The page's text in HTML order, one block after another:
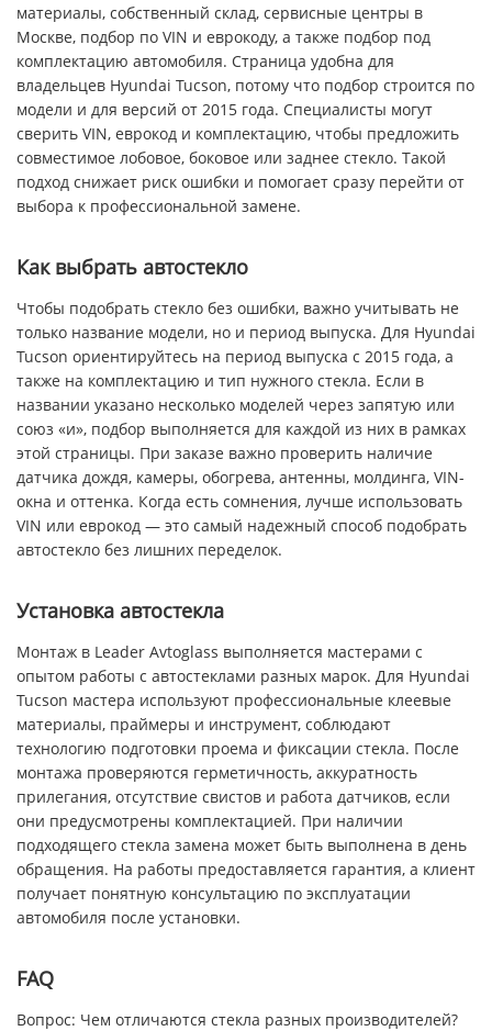
материалы, собственный склад, сервисные центры в
Москве, подбор по VIN и еврокоду, а также подбор под
комплектацию автомобиля. Страница удобна для
владельцев Hyundai Tucson, потому что подбор строится по
модели и для версий от 2015 года. Специалисты могут
сверить VIN, еврокод и комплектацию, чтобы предложить
совместимое лобовое, боковое или заднее стекло. Такой
подход снижает риск ошибки и помогает сразу перейти от
выбора к профессиональной замене.
Как выбрать автостекло
Чтобы подобрать стекло без ошибки, важно учитывать не
только название модели, но и период выпуска. Для Hyundai
Tucson ориентируйтесь на период выпуска с 2015 года, а
также на комплектацию и тип нужного стекла. Если в
названии указано несколько моделей через запятую или
союз «и», подбор выполняется для каждой из них в рамках
этой страницы. При заказе важно проверить наличие
датчика дождя, камеры, обогрева, антенны, молдинга, VIN-
окна и оттенка. Когда есть сомнения, лучше использовать
VIN или еврокод — это самый надежный способ подобрать
автостекло без лишних переделок.
Установка автостекла
Монтаж в Leader Avtoglass выполняется мастерами с
опытом работы с автостеклами разных марок. Для Hyundai
Tucson мастера используют профессиональные клеевые
материалы, праймеры и инструмент, соблюдают
технологию подготовки проема и фиксации стекла. После
монтажа проверяются герметичность, аккуратность
прилегания, отсутствие свистов и работа датчиков, если
они предусмотрены комплектацией. При наличии
подходящего стекла замена может быть выполнена в день
обращения. На работы предоставляется гарантия, а клиент
получает понятную консультацию по эксплуатации
автомобиля после установки.
FAQ
Вопрос: Чем отличаются стекла разных производителей?